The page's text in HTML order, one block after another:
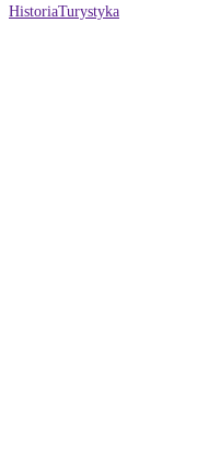
HistoriaTurystyka